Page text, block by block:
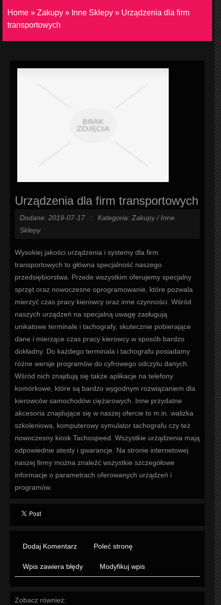
Home » Zakupy » Inne Sklepy » Urządzenia dla firm
transportowych
Urządzenia dla firm transportowych
Dodane: 2019-07-17 ::
Kategoria: Zakupy / Inne
Sklepy
Wysokiej jakości urządzenia i systemy dla firm
transportowych to główna specjalność naszego
przedsiębiorstwa. Przede wszystkim oferujemy specjalny
sprzęt oraz nowoczesne oprogramowanie, które pozwala
mierzyć czas pracy kierowcy oraz inne czynności. Wśród
naszych urządzeń na specjalną uwagę zasługują
unikatowe terminale i tachografy, skutecznie pobierające
dane i mierzące czas pracy kierowcy w sposób bardzo
dokładny. Do każdego terminala i tachografu posiadamy
różne wersje programów do cyfrowego odczytu danych.
Wśród nich znajdują się także aplikacje na telefony
komórkowe, które są bardzo wygodnym rozwiązaniem dla
kierowców samochodów ciężarowych. Inne przydatne
akcesoria znajdujące się w naszej ofercie to m.in. walizka
szkoleniowa, komputerowy symulator tachografu czy też
nowoczesny kiosk Tachospeed. Wszystkie urządzenia mają
odpowiednie atesty i gwarancje. Na stronie internetowej
naszej firmy można znaleźć wszystkie szczegółowe
informacje o parametrach oferowanych urządzeń i
programów.
Dodaj Komentarz Poleć stronę
Wpis zawiera błędy Modyfikuj wpis
Zobacz również: